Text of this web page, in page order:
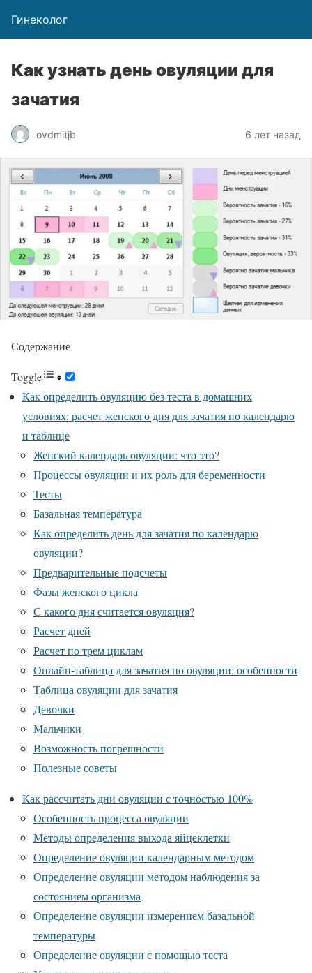
Гинеколог
Как узнать день овуляции для
зачатия
ovdmitjb 6 лет назад
Содержание
Toggle
Как определить овуляцию без теста в домашних
условиях: расчет женского дня для зачатия по календарю
и таблице
Женский календарь овуляции: что это?
Процессы овуляции и их роль для беременности
Тесты
Базальная температура
Как определить день для зачатия по календарю
овуляции?
Предварительные подсчеты
Фазы женского цикла
С какого дня считается овуляция?
Расчет дней
Расчет по трем циклам
Онлайн-таблица для зачатия по овуляции: особенности
Таблица овуляции для зачатия
Девочки
Мальчики
Возможность погрешности
Полезные советы
Как рассчитать дни овуляции с точностью 100%
Особенность процесса овуляции
Методы определения выхода яйцеклетки
Определение овуляции календарным методом
Определение овуляции методом наблюдения за
состоянием организма
Определение овуляции измерением базальной
температуры
Определение овуляции с помощью теста